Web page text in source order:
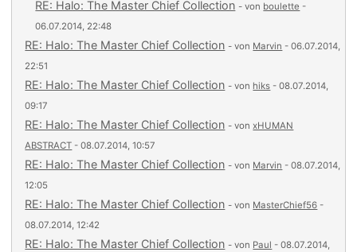
RE: Halo: The Master Chief Collection - von boulette -
06.07.2014, 22:48
RE: Halo: The Master Chief Collection - von Marvin - 06.07.2014,
22:51
RE: Halo: The Master Chief Collection - von hiks - 08.07.2014,
09:17
RE: Halo: The Master Chief Collection - vonxHUMAN
ABSTRACT - 08.07.2014, 10:57
RE: Halo: The Master Chief Collection - von Marvin - 08.07.2014,
12:05
RE: Halo: The Master Chief Collection - von MasterChief56 -
08.07.2014, 12:42
RE: Halo: The Master Chief Collection - von Paul - 08.07.2014,